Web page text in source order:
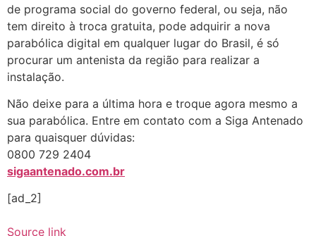
de programa social do governo federal, ou seja, não
tem direito à troca gratuita, pode adquirir a nova
parabólica digital em qualquer lugar do Brasil, é só
procurar um antenista da região para realizar a
instalação.
Não deixe para a última hora e troque agora mesmo a
sua parabólica. Entre em contato com a Siga Antenado
para quaisquer dúvidas:
0800 729 2404
sigaantenado.com.br
[ad_2]
Source link